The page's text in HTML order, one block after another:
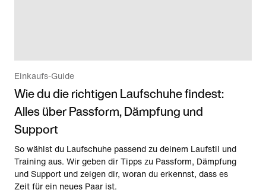
Einkaufs-Guide
Wie du die richtigen Laufschuhe findest:
Alles über Passform, Dämpfung und
Support
So wählst du Laufschuhe passend zu deinem Laufstil und
Training aus. Wir geben dir Tipps zu Passform, Dämpfung
und Support und zeigen dir, woran du erkennst, dass es
Zeit für ein neues Paar ist.